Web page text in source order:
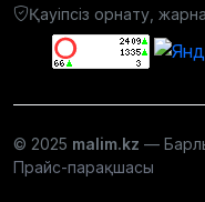
Қауіпсіз орнату,
© 2025 malim.kz —
Прайс-парақшасы